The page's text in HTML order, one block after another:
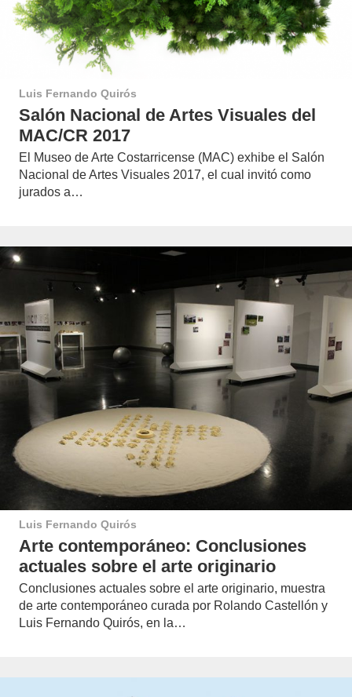
Luis Fernando Quirós
Salón Nacional de Artes Visuales del
MAC/CR 2017
El Museo de Arte Costarricense (MAC) exhibe el Salón
Nacional de Artes Visuales 2017, el cual invitó como
jurados a…
Luis Fernando Quirós
Arte contemporáneo: Conclusiones
actuales sobre el arte originario
Conclusiones actuales sobre el arte originario, muestra
de arte contemporáneo curada por Rolando Castellón y
Luis Fernando Quirós, en la…